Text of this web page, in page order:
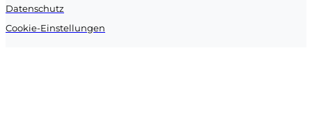
Datenschutz
Cookie-Einstellungen